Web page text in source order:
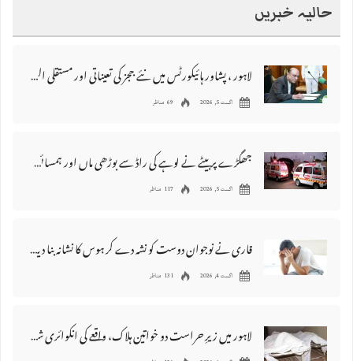
حالیہ خبریں
لاہور ، پشاور ہائیکورٹس میں نئے ججز کی تعیناتی اور مستقلی التواء کا شکار
اگست 5, 2026 69 مناظر
جھگڑے پر بیٹے نے لوہے کی راڈ سے بوڑھی ماں اور ہمسائی کو قتل کردیا
اگست 5, 2026 117 مناظر
قاری نے نوجوان دوست کو نشہ دے کر ہوس کا نشانہ بنا دیا، مقدمہ درج
اگست 4, 2026 131 مناظر
لاہور میں زیرِ حراست دو خواتین ہلاک، واقعے کی انکوائری شروع کر دی گئی